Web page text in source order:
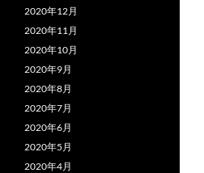
2020年12月
2020年11月
2020年10月
2020年9月
2020年8月
2020年7月
2020年6月
2020年5月
2020年4月